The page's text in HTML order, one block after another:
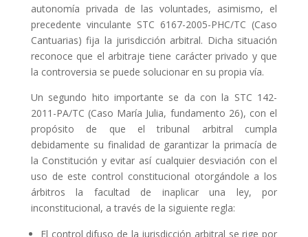
autonomía privada de las voluntades, asimismo, el
precedente vinculante STC 6167-2005-PHC/TC (Caso
Cantuarias) fija la jurisdicción arbitral. Dicha situación
reconoce que el arbitraje tiene carácter privado y que
la controversia se puede solucionar en su propia vía.
Un segundo hito importante se da con la STC 142-
2011-PA/TC (Caso María Julia, fundamento 26), con el
propósito de que el tribunal arbitral cumpla
debidamente su finalidad de garantizar la primacía de
la Constitución y evitar así cualquier desviación con el
uso de este control constitucional otorgándole a los
árbitros la facultad de inaplicar una ley, por
inconstitucional, a través de la siguiente regla:
El control difuso de la jurisdicción arbitral se rige por